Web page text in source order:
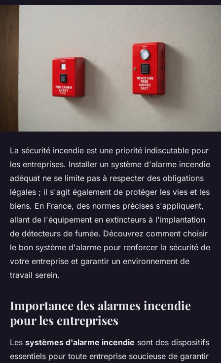
La sécurité incendie est une priorité indiscutable pour
les entreprises. Installer un système d'alarme incendie
adéquat ne se limite pas à respecter des obligations
légales ; il s'agit également de protéger les vies et les
biens. En France, des normes précises s'appliquent,
allant de l'équipement en extincteurs à l'implantation
de détecteurs de fumée. Découvrez comment choisir
le bon système d'alarme pour renforcer la sécurité de
votre entreprise et garantir un environnement de
travail serein.
Importance des alarmes incendie
pour les entreprises
Les systèmes d'alarme incendie sont des dispositifs
essentiels pour toute entreprise soucieuse de garantir